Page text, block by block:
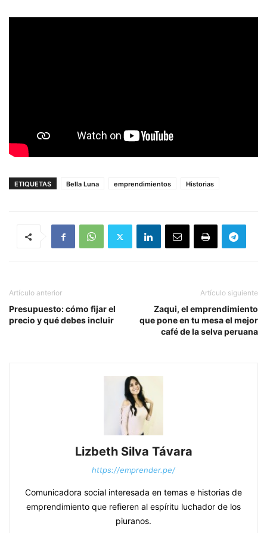
ETIQUETAS Bella Luna emprendimientos Historias
Artículo anterior
Presupuesto: cómo fijar el
precio y qué debes incluir
Artículo siguiente
Zaqui, el emprendimiento
que pone en tu mesa el mejor
café de la selva peruana
Lizbeth Silva Távara
https://emprender.pe/
Comunicadora social interesada en temas e historias de
emprendimiento que refieren al espíritu luchador de los
piuranos.